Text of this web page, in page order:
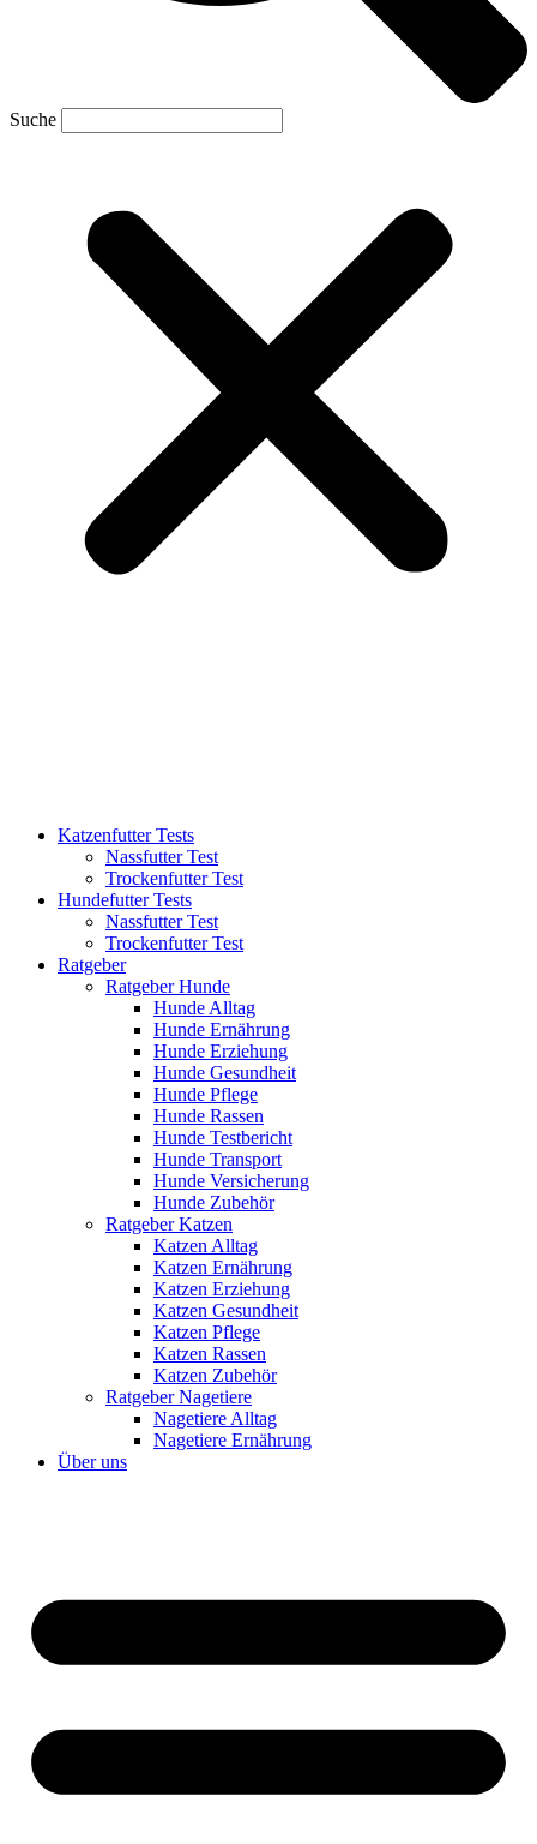
Suche
Katzenfutter Tests
Nassfutter Test
Trockenfutter Test
Hundefutter Tests
Nassfutter Test
Trockenfutter Test
Ratgeber
Ratgeber Hunde
Hunde Alltag
Hunde Ernährung
Hunde Erziehung
Hunde Gesundheit
Hunde Pflege
Hunde Rassen
Hunde Testbericht
Hunde Transport
Hunde Versicherung
Hunde Zubehör
Ratgeber Katzen
Katzen Alltag
Katzen Ernährung
Katzen Erziehung
Katzen Gesundheit
Katzen Pflege
Katzen Rassen
Katzen Zubehör
Ratgeber Nagetiere
Nagetiere Alltag
Nagetiere Ernährung
Über uns